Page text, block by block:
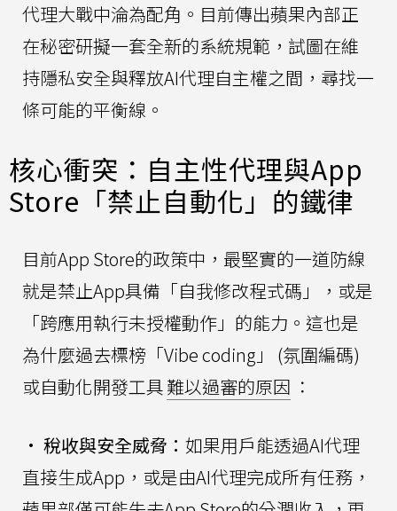
代理大戰中淪為配角。目前傳出蘋果內部正
在秘密研擬一套全新的系統規範，試圖在維
持隱私安全與釋放AI代理自主權之間，尋找一
條可能的平衡線。
核心衝突：自主性代理與App
Store「禁止自動化」的鐵律
目前App Store的政策中，最堅實的一道防線
就是禁止App具備「自我修改程式碼」，或是
「跨應用執行未授權動作」的能力。這也是
為什麼過去標榜「Vibe coding」 (氛圍編碼)
或自動化開發工具難以過審的原因 ：
• 稅收與安全威脅： 如果用戶能透過AI代理
直接生成App，或是由AI代理完成所有任務，